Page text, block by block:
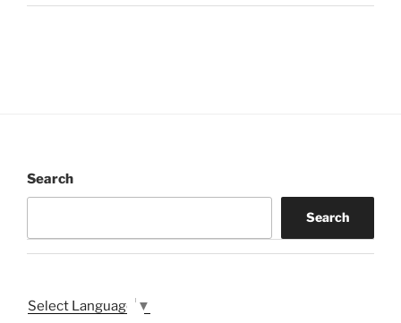
Search
Search
Select Language ▼